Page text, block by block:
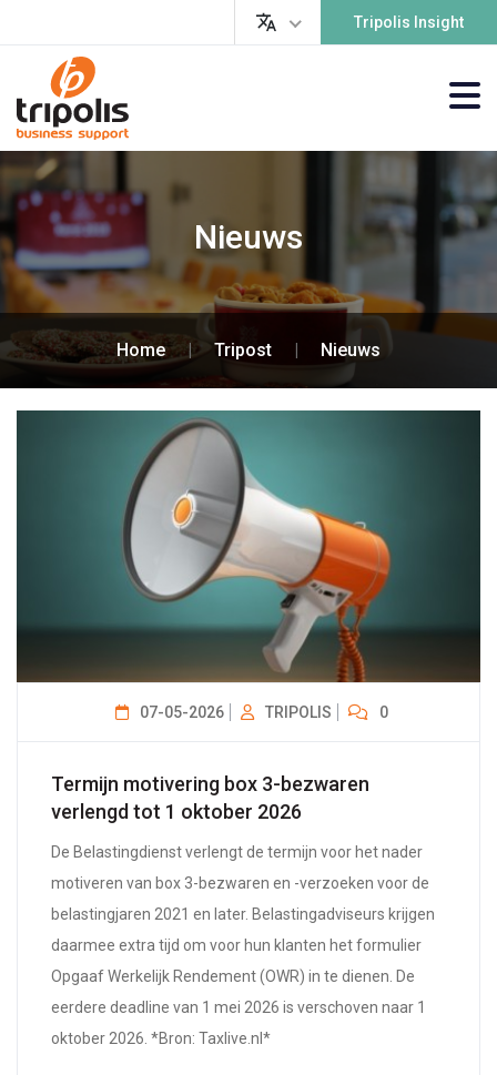
Tripolis Insight
Nieuws
Home | Tripost | Nieuws
07-05-2026 TRIPOLIS 0
Termijn motivering box 3-bezwaren
verlengd tot 1 oktober 2026
De Belastingdienst verlengt de termijn voor het nader
motiveren van box 3-bezwaren en -verzoeken voor de
belastingjaren 2021 en later. Belastingadviseurs krijgen
daarmee extra tijd om voor hun klanten het formulier
Opgaaf Werkelijk Rendement (OWR) in te dienen. De
eerdere deadline van 1 mei 2026 is verschoven naar 1
oktober 2026. *Bron: Taxlive.nl*